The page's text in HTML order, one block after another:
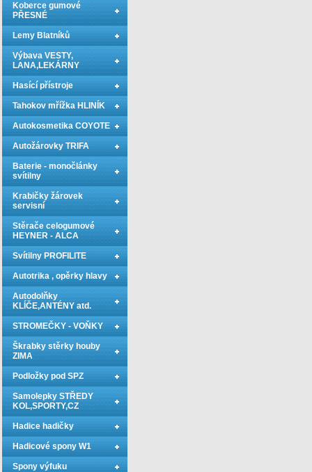
Koberce gumové
PŘESNÉ
Lemy Blatníků
Výbava VESTY,
LANA,LEKÁRNY
Hasící přístroje
Tahokov mřížka HLINÍK
Autokosmetika COYOTE
Autožárovky TRIFA
Baterie - monočlánky
svítilny
Krabičky žárovek
servisní
Stěrače celogumové
HEYNER - ALCA
Svítilny PROFILITE
Autotrika , opěrky hlavy
Autodolňky
KLÍČE,ANTÉNY atd.
STROMEČKY - VOŇKY
Škrabky stěrky houby
ZIMA
Podložky pod SPZ
Samolepky STŘEDY
KOL,SPORTY,CZ
Hadice hadičky
Hadicové spony W1
Spony výfuku